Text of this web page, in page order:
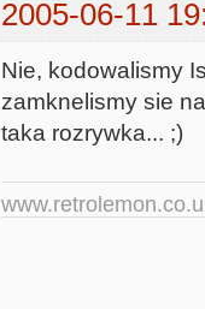
2005-06-11
Nie, kodowalismy
zamknelismy sie
taka rozrywka... ;)